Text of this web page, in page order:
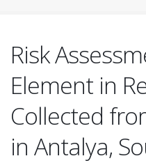
Risk
Element in
Collected
in Antalya,